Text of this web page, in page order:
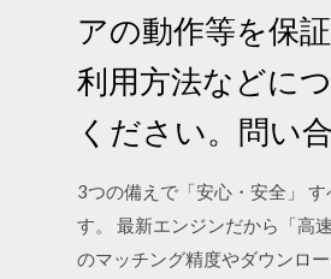
アの動作等を保
利用方法などに
ください。問い
3つの備えで「安心・安全」
す。 最新エンジンだから「高
のマッチング精度やダウンロ